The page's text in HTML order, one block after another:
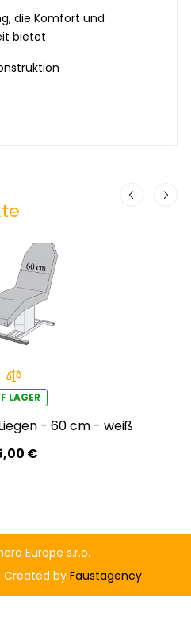
die Komfort und
bietet
LAGER
- 60 cm - weiß
€
Europe s.r.o.
Created byFaustagency